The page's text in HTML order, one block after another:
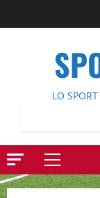
al
LO
Menu
principale